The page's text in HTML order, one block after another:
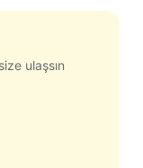
ulaşsın